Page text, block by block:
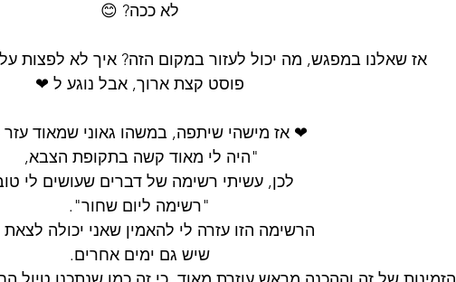
לא ככה? 😊
אז שאלנו במפגש, מה יכול לעזור במקום הזה? איך לא לפצות
פוסט קצת ארוך, אבל נוגע ל ❤
❤ אז מישהי שיתפה, במשהו גאוני שמאוד
"היה לי מאוד קשה בתקופת הצבא,
לכן, עשיתי רשימה של דברים שעושים לי
"רשימה ליום שחור".
הרשימה הזו עזרה לי להאמין שאני יכולה
שיש גם ימים אחרים.